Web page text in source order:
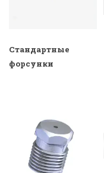
Стандартные
форсунки